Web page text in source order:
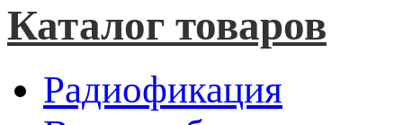
Каталог товаров
Радиофикация